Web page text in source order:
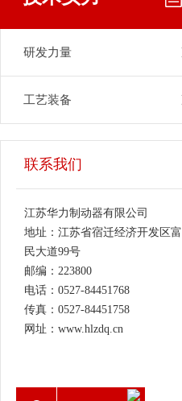
研发力量
工艺装备
联系我们
江苏华力制动器有限公司
地址：江苏省宿迁经济开发区富
民大道99号
邮编：223800
电话：0527-84451768
传真：0527-84451758
网址：www.hlzdq.cn